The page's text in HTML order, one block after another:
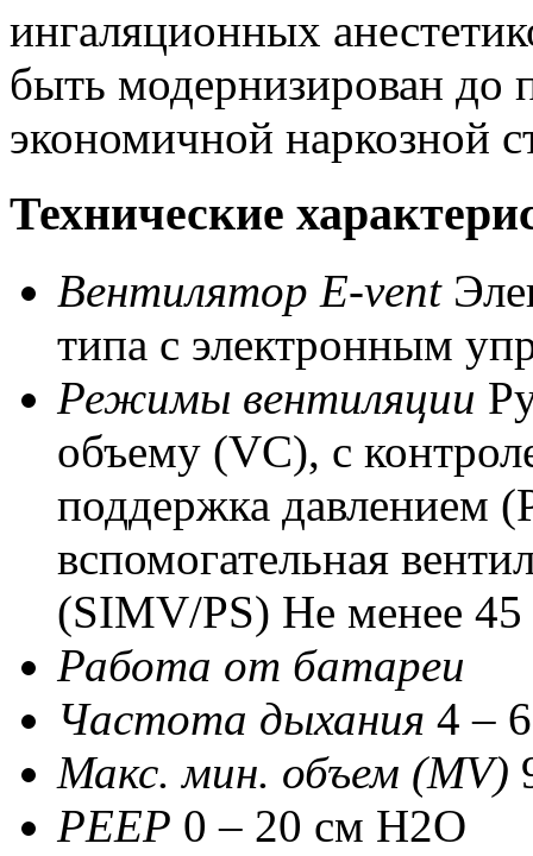
ингаляционных
быть модернизирован до
экономичной наркозной
Технические
Вентилятор E-vent
типа с электронным
Режимы вентиляции
объему (VC), с
поддержка давлением
вспомогательная
(SIMV/PS) Не менее
Работа от батареи
Частота дыхания 4 –
Макс. мин. объем (MV)
РЕЕР 0 – 20 см H2O